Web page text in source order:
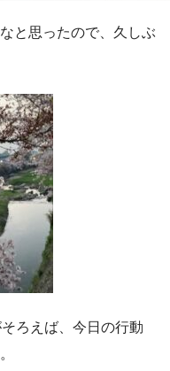
と思ったので、久しぶ
ろえば、今日の行動